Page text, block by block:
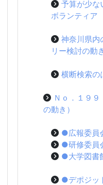
予算が少な
ボランティア
神奈川県内
リー検討の動
横断検索の
Ｎｏ．１９
の動き）
●広報委員
●研修委員
●大学図書
●デポジッ